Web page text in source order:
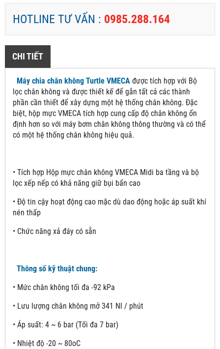
HOTLINE TƯ VẤN : 0985.288.164
CHI TIẾT
Máy chia chân không Turtle VMECA được tích hợp với Bộ
lọc chân không và được thiết kế để gắn tất cả các thành
phần cần thiết để xây dựng một hệ thống chân không. Đặc
biệt, hộp mực VMECA tích hợp cung cấp độ chân không ổn
định hơn so với máy bơm chân không thông thường và có thể
có một hệ thống chân không hiệu quả.
• Tích hợp Hộp mực chân không VMECA Midi ba tầng và bộ
lọc xếp nếp có khả năng giữ bụi bẩn cao
• Độ tin cậy hoạt động cao mặc dù dao động hoặc áp suất khí
nén thấp
• Chức năng xả đáy có sẵn
Thông số kỹ thuật chung:
• Mức chân không tối đa -92 kPa
• Lưu lượng chân không mở 341 Nl / phút
• Áp suất: 4 ~ 6 bar (Tối đa 7 bar)
• Nhiệt độ -20 ~ 80oC